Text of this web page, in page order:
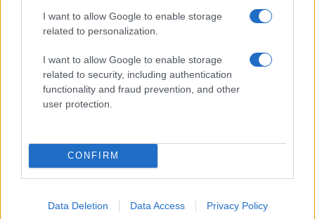
I want to allow Google to enable storage
related to personalization.
I want to allow Google to enable storage
related to security, including authentication
functionality and fraud prevention, and other
user protection.
CONFIRM
Data Deletion Data Access Privacy Policy
ΔΙΕΘΝΗ
09/08/26 - 09:00
Πεζεσκιάν: «Τώρα είναι η καλύτερη στιγμή» για συμφωνία
– «Να βγούμε από το ούτε πόλεμος ούτε ειρήνη»
ΔΙΕΘΝΗ
09/08/26 - 08:37
09/08/26 - 08:23
Τροχαίο στη λεωφόρο Αθηνών-Σουνίου: Μηχανή της ΔΙΑΣ
ΔΙΕΘΝΗ